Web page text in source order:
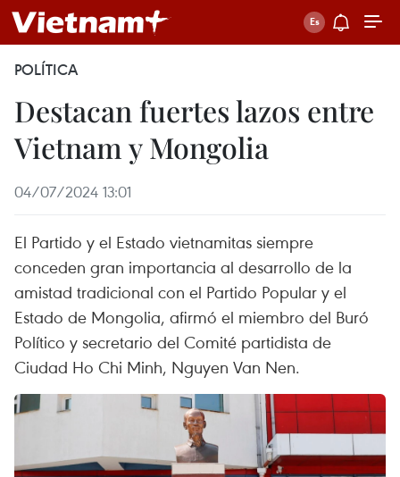
POLÍTICA
Destacan fuertes lazos entre
Vietnam y Mongolia
04/07/2024 13:01
El Partido y el Estado vietnamitas siempre
conceden gran importancia al desarrollo de la
amistad tradicional con el Partido Popular y el
Estado de Mongolia, afirmó el miembro del Buró
Político y secretario del Comité partidista de
Ciudad Ho Chi Minh, Nguyen Van Nen.